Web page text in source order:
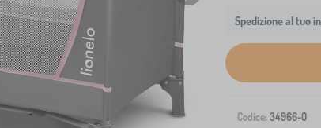
Spedizione al tuo
Codice: 34966-0